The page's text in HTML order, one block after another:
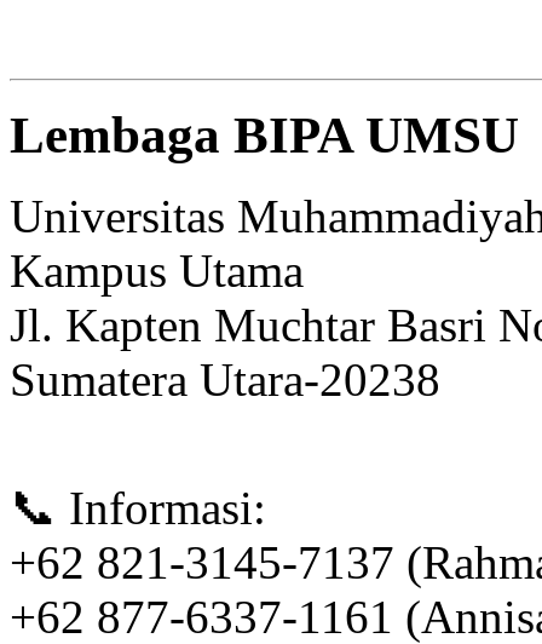
Lembaga BIPA UMSU
Universitas
Kampus Utama
Jl. Kapten Muchtar Basri
Sumatera Utara-20238
📞 Informasi:
+62 821-3145-7137
+62 877-6337-1161